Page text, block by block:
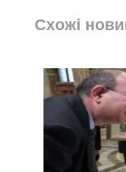
Схожі